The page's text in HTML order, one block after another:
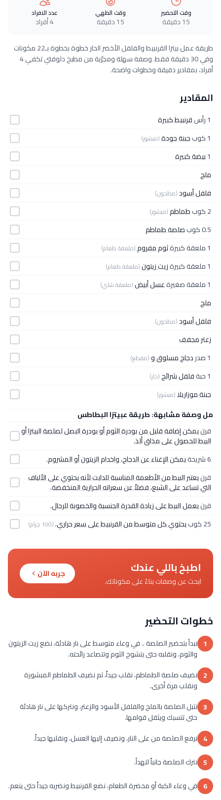
وقت التحضير
15 دقيقة
وقت الطهي
15 دقيقة
عدد الافراد
4 أفراد
طريقة عمل بيتزا القرنبيط والفلفل الأخضر الحار خطوة بخطوة بـ22 مكونات
وفي 30 دقيقة فقط. وصفة سهلة ومجرّبة من مطبخ دلوقتي تكفي 4
أفراد، بمقادير دقيقة وخطوات واضحة.
المقادير
1 رأس
قرنبيط كبيرة
1 كوب
جبنة جودة(مبشور)
1بيضة كبيرة
ملح
فلفل أسود(مطحون)
2 كوب طماطم(مبشور)
0.5 كوب
صلصة طماطم
1 ملعقة كبيرة
ثوم مفروم(ملعقة طعام)
1 ملعقة كبيرة زيت زيتون(ملعقة طعام)
1 ملعقة صغيرة عسل أبيض(ملعقة شاي)
ملح
فلفل أسود(مطحون)
زعتر مجفف
1 صدر
دجاج مسلوق و(مقطع)
1 حبة فلفل شرائح(حار)
جبنة موزاريلا(مبشور)
مل وصفة مشابهة: طريقة عبيتزا البطاطس
قرنيمكن إضافة قليل من بودرة الثوم أو بودرة البصل لصلصة البيتزا أو
البيط للحصول على مذاق ألذ.
6 شريحة
يمكن الإغناء عن الدجاج، واخدام الزيتون أو المشروم.
قرنيعتبر البيط من الأطعمة المناسبة للدايت لأنه يحتوي على الألياف
التي تساعد على الشبع، فضلاً عن سعراته الحرارية المنخفضة.
قرنيعمل البيط على زيادة القدرة الجنسية والخصوبة للرجال.
25 كوب
يحتوي كل متوسط من القرنبيط على سعر حراري.(100 جرام)
اطبخ باللي عندك
ابحث عن وصفات بناءً على مكوناتك.
جربه الآن
خطوات التحضير
1 نبدأ بتحضير الصلصة .. في وعاء متوسط على نار هادئة، نضع زيت الزيتون
والثوم، ونقلبه حتى يتشوح الثوم وتتصاعد رائحته.
2 نضيف صلصة الطماطم، نقلب جيداً، ثم نضيف الطماطم المبشورة
ونقلب مرة أخرى.
3 نتبل الصلصة بالملح والفلفل الأسود والزعتر، ونتركها على نار هادئة
حتى تتسبك ويثقل قوامها.
4 نرفع الصلصة من على النار، ونضيف إليها العسل، ونقلبها جيداً.
5 نترك الصلصة جانباً لتهدأ.
6 في وعاء الكبة أو محضرة الطعام، نضع القرنبيط ونضربه جيداً حتى ينعم.